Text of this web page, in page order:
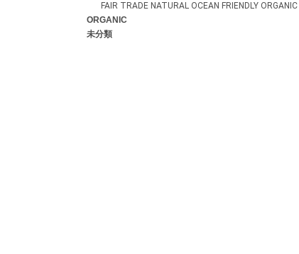
FAIR TRADE NATURAL OCEAN FRIENDLY ORGANIC
ORGANIC
未分類